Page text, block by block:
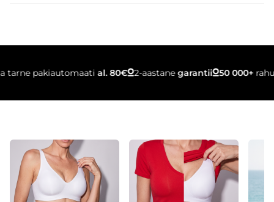
pakiautomaatial. 80€ 2-aastanegarantii 50 000+